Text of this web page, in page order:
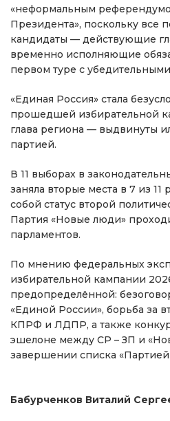
«неформальным
Президента», поскольку все
кандидаты — действующие
временно исполняющие
первом туре с убедительными
«Единая Россия» стала
прошедшей избирательной
глава региона — выдвинуты
партией.
В 11 выборах в
заняла вторые места в 7 из 11
собой статус второй
Партия «Новые люди»
парламентов.
По мнению федеральных
избирательной кампании
предопределённой:
«Единой России», борьба за
КПРФ и ЛДПР, а также
эшелоне между СР – ЗП и
завершении списка
Бабурченков Виталий